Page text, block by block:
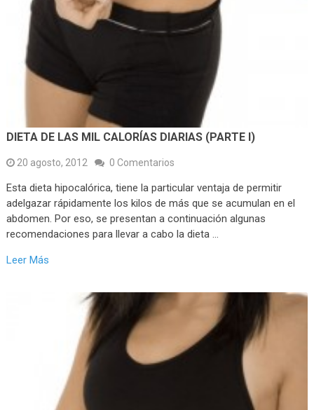
DIETA DE LAS MIL CALORÍAS DIARIAS (PARTE I)
20 agosto, 2012 0 Comentarios
Esta dieta hipocalórica, tiene la particular ventaja de permitir
adelgazar rápidamente los kilos de más que se acumulan en el
abdomen. Por eso, se presentan a continuación algunas
recomendaciones para llevar a cabo la dieta …
Leer Más